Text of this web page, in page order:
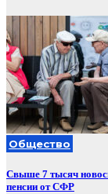
Общество
Свыше 7 тысяч
пенсии от СФР